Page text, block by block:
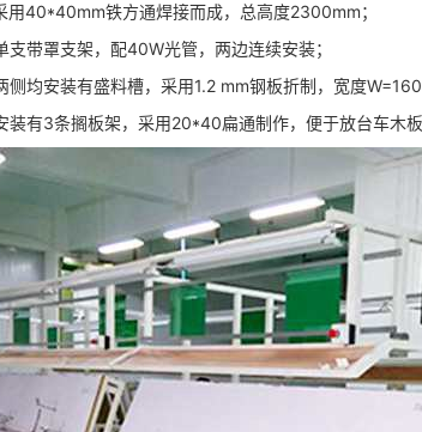
40*40mm铁方通焊接而成，总高度2300mm；
带罩支架，配40W光管，两边连续安装；
均安装有盛料槽，采用1.2 mm钢板折制，宽度W=160
有3条搁板架，采用20*40扁通制作，便于放台车木板